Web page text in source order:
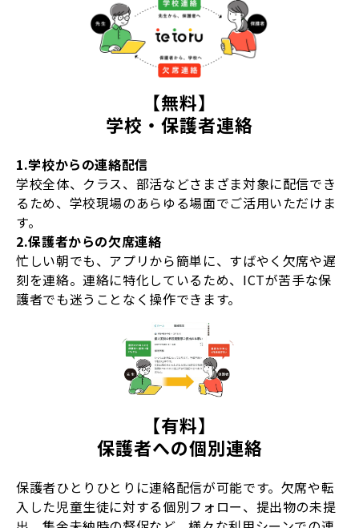
【無料】
学校・保護者連絡
1.学校からの連絡配信
学校全体、クラス、部活などさまざま対象に配信でき
るため、学校現場のあらゆる場面でご活用いただけま
す。
2.保護者からの欠席連絡
忙しい朝でも、アプリから簡単に、すばやく欠席や遅
刻を連絡。連絡に特化しているため、ICTが苦手な保
護者でも迷うことなく操作できます。
【有料】
保護者への個別連絡
保護者ひとりひとりに連絡配信が可能です。欠席や転
入した児童生徒に対する個別フォロー、提出物の未提